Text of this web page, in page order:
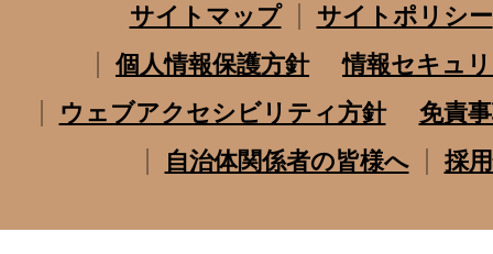
サイトマップ
サイトポリシー
個人情報保護方針
情報セキュ
ウェブアクセシビリティ方針
免責
自治体関係者の皆様へ
採